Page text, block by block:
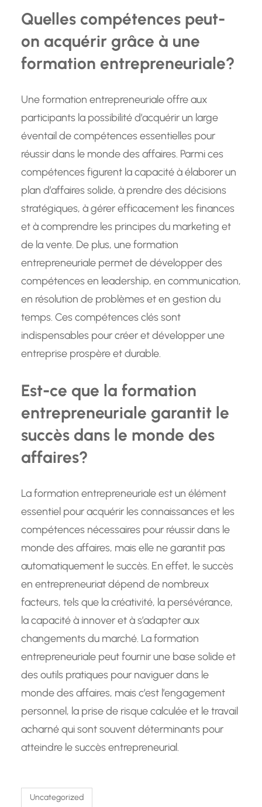
Quelles compétences peut-
on acquérir grâce à une
formation entrepreneuriale?
Une formation entrepreneuriale offre aux
participants la possibilité d’acquérir un large
éventail de compétences essentielles pour
réussir dans le monde des affaires. Parmi ces
compétences figurent la capacité à élaborer un
plan d’affaires solide, à prendre des décisions
stratégiques, à gérer efficacement les finances
et à comprendre les principes du marketing et
de la vente. De plus, une formation
entrepreneuriale permet de développer des
compétences en leadership, en communication,
en résolution de problèmes et en gestion du
temps. Ces compétences clés sont
indispensables pour créer et développer une
entreprise prospère et durable.
Est-ce que la formation
entrepreneuriale garantit le
succès dans le monde des
affaires?
La formation entrepreneuriale est un élément
essentiel pour acquérir les connaissances et les
compétences nécessaires pour réussir dans le
monde des affaires, mais elle ne garantit pas
automatiquement le succès. En effet, le succès
en entrepreneuriat dépend de nombreux
facteurs, tels que la créativité, la persévérance,
la capacité à innover et à s’adapter aux
changements du marché. La formation
entrepreneuriale peut fournir une base solide et
des outils pratiques pour naviguer dans le
monde des affaires, mais c’est l’engagement
personnel, la prise de risque calculée et le travail
acharné qui sont souvent déterminants pour
atteindre le succès entrepreneurial.
Uncategorized